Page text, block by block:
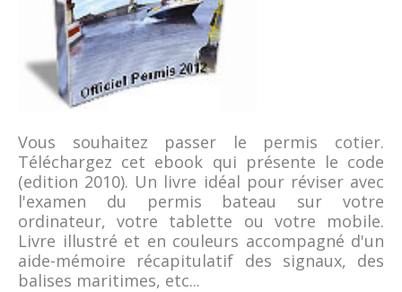
Vous souhaitez passer le permis cotier.
Téléchargez cet ebook qui présente le code
(edition 2010). Un livre idéal pour réviser avec
l'examen du permis bateau sur votre
ordinateur, votre tablette ou votre mobile.
Livre illustré et en couleurs accompagné d'un
aide-mémoire récapitulatif des signaux, des
balises maritimes, etc...